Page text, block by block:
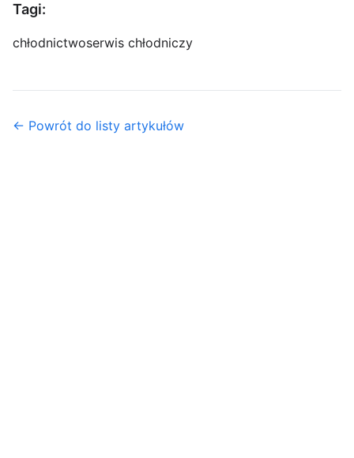
Tagi:
chłodnictwoserwis chłodniczy
← Powrót do listy artykułów